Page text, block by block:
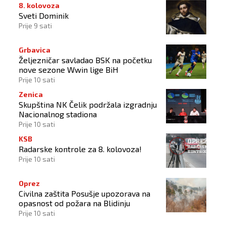
8. kolovoza
Sveti Dominik
Prije 9 sati
Grbavica
Željezničar savladao BSK na početku
nove sezone Wwin lige BiH
Prije 10 sati
Zenica
Skupština NK Čelik podržala izgradnju
Nacionalnog stadiona
Prije 10 sati
KSB
Radarske kontrole za 8. kolovoza!
Prije 10 sati
Oprez
Civilna zaštita Posušje upozorava na
opasnost od požara na Blidinju
Prije 10 sati